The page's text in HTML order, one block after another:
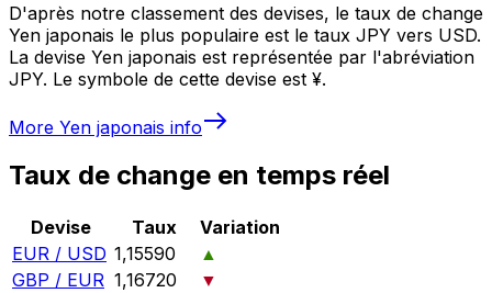
D'après notre classement des devises, le taux de change
Yen japonais le plus populaire est le taux JPY vers USD.
La devise Yen japonais est représentée par l'abréviation
JPY. Le symbole de cette devise est ¥.
More Yen japonais info
Taux de change en temps réel
Devise Taux
Variation
EUR / USD 1,15590
▲
GBP / EUR 1,16720
▼